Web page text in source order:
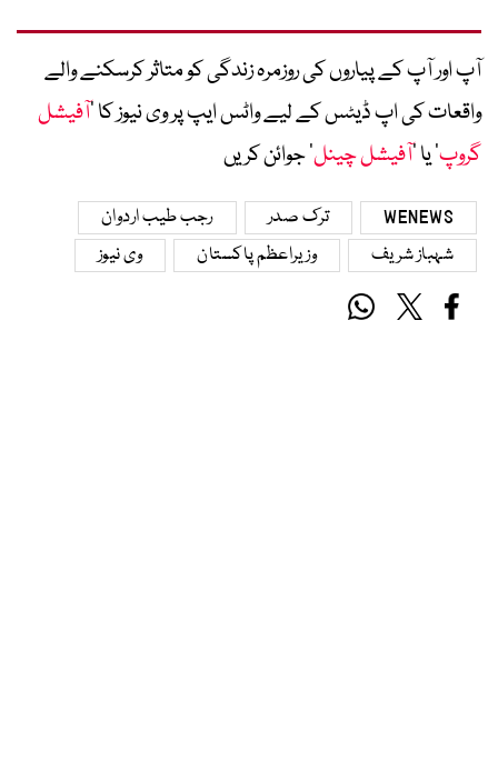
آپ اور آپ کے پیاروں کی روزمرہ زندگی کو متاثر کرسکنے والے
واقعات کی اپ ڈیٹس کے لیے واٹس ایپ پر وی نیوز کا ’آفیشل
گروپ‘ یا ’آفیشل چینل‘ جوائن کریں
WENEWS ترک صدر
رجب طیب اردوان
شہباز شریف
وزیراعظم پاکستان وی نیوز